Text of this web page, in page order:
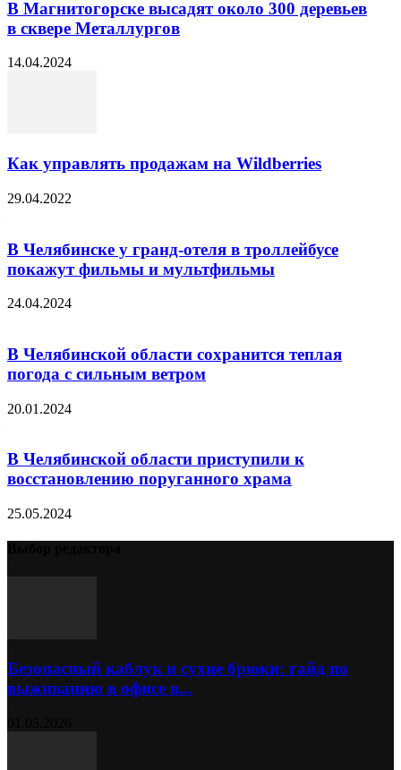
В Магнитогорске высадят около 300 деревьев
в сквере Металлургов
14.04.2024
Как управлять продажам на Wildberries
29.04.2022
В Челябинске у гранд-отеля в троллейбусе
покажут фильмы и мультфильмы
24.04.2024
В Челябинской области сохранится теплая
погода с сильным ветром
20.01.2024
В Челябинской области приступили к
восстановлению поруганного храма
25.05.2024
Безопасный каблук и сухие брюки: гайд по
выживанию в офисе в...